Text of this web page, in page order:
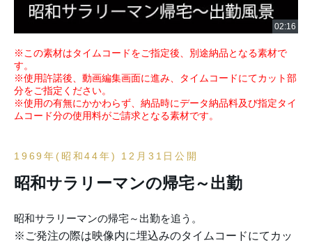
※この素材はタイムコードをご指定後、別途納品となる素材で
す。
※使用許諾後、動画編集画面に進み、タイムコードにてカット部
分をご指定ください。
※使用の有無にかかわらず、納品時にデータ納品料及び指定タイ
ムコード分の使用料がご請求となる素材です。
1969年(昭和44年) 12月31日公開
昭和サラリーマンの帰宅～出勤
昭和サラリーマンの帰宅～出勤を追う。
※ご発注の際は映像内に埋込みのタイムコードにてカッ